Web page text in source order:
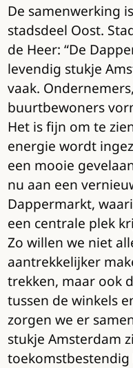
De samenwerking
stadsdeel Oost.
de Heer: “De
levendig stukje
vaak.
buurtbewoners
Het is fijn om te
energie wordt
een mooie
nu aan een
Dappermarkt,
een centrale plek
Zo willen we niet
aantrekkelijker
trekken, maar ook
tussen de winkels
zorgen we er
stukje Amsterdam
toekomstbestendig